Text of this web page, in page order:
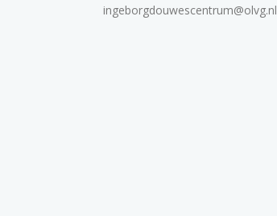
ingeborgdouwescentrum@olvg.nl